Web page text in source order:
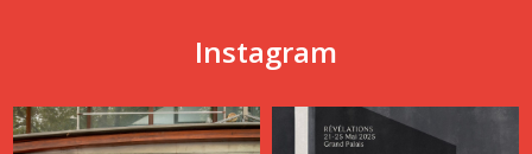
Instagram